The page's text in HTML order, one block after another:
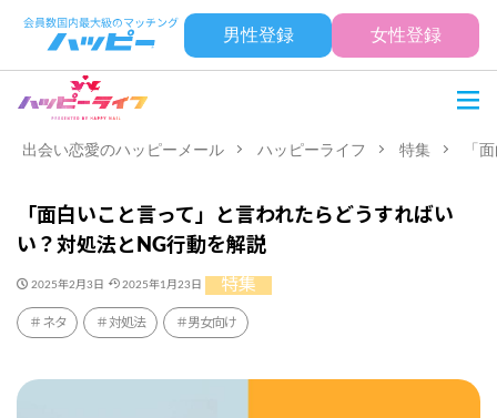
男性登録 女性登録
出会い恋愛のハッピーメール ハッピーライフ 特集 「
「面白いこと言って」と言われたらどうすればい
い？対処法とNG行動を解説
2025年2月3日 2025年1月23日 特集
ネタ 対処法 男女向け